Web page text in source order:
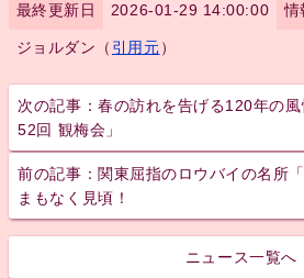
最終更新日 2026-01-29 14:00:00 情
ジョルダン（ 引用元 ）
次の記事：春の訪れを告げる120年の
52回 観梅会」
前の記事：関東屈指のロウバイの名所
まもなく見頃！
ニュース一覧へ